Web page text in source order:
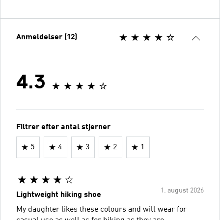
Anmeldelser (12)
4.3
Filtrer efter antal stjerner
5 4 3 2 1
1. august 2026
Lightweight hiking shoe
My daughter likes these colours and will wear for